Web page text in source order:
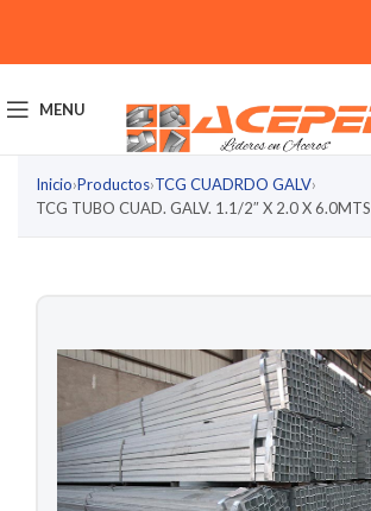
MENU
Inicio›Productos›TCG CUADRDO GALV›
TCG TUBO CUAD. GALV. 1.1/2″ X 2.0 X 6.0MTS